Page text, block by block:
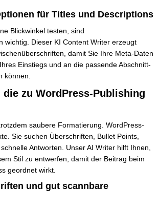
für Titles und Descriptions
Blickwinkel testen, sind
wichtig. Dieser KI Content Writer erzeugt
damit Sie Ihre Meta-Daten
Einstiegs und an die passende Abschnitt-
können.
zu WordPress-Publishing
saubere Formatierung. WordPress-
Sie suchen Überschriften, Bullet Points,
Antworten. Unser AI Writer hilft Ihnen,
Stil zu entwerfen, damit der Beitrag beim
geordnet wirkt.
und gut scannbare